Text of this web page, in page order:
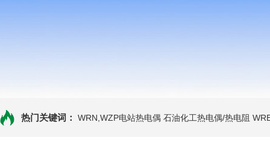
热门关键词： WRN,WZP电站热电偶 石油化工热电偶/热电阻